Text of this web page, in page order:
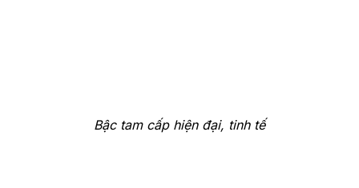
Bậc tam cấp hiện đại, tinh tế